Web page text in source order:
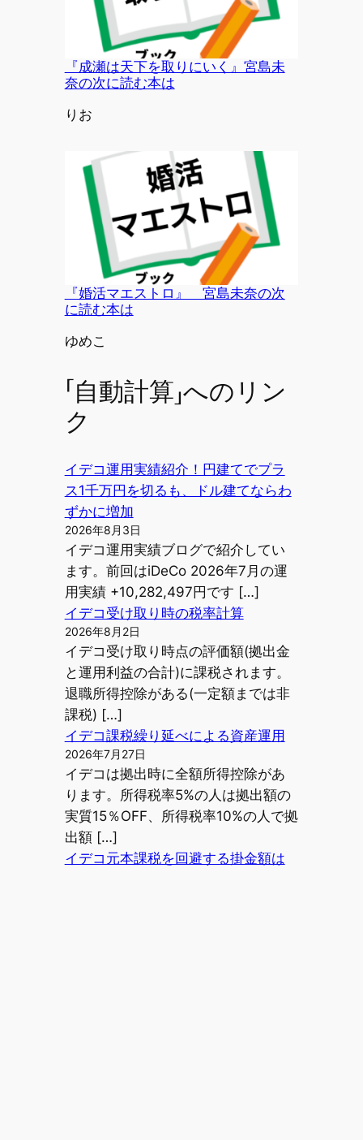
『成瀬は天下を取りにいく』宮島未
奈の次に読む本は
投稿者
りお
『婚活マエストロ』 宮島未奈の次
に読む本は
投稿者
ゆめこ
「自動計算」へのリン
ク
イデコ運用実績紹介！円建てでプラ
ス1千万円を切るも、ドル建てならわ
ずかに増加
2026年8月3日
イデコ運用実績ブログで紹介してい
ます。前回はiDeCo 2026年7月の運
用実績 +10,282,497円です […]
イデコ受け取り時の税率計算
2026年8月2日
イデコ受け取り時点の評価額(拠出金
と運用利益の合計)に課税されます。
退職所得控除がある(一定額までは非
課税) […]
イデコ課税繰り延べによる資産運用
2026年7月27日
イデコは拠出時に全額所得控除があ
ります。所得税率5%の人は拠出額の
実質15％OFF、所得税率10%の人で拠
出額 […]
イデコ元本課税を回避する掛金額は